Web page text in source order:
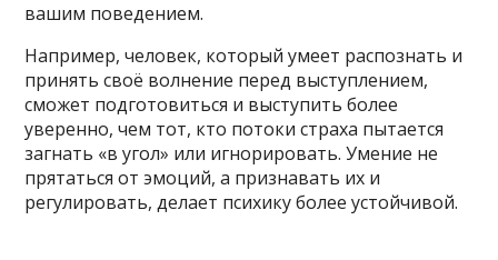
вашим поведением.
Например, человек, который умеет распознать и
принять своё волнение перед выступлением,
сможет подготовиться и выступить более
уверенно, чем тот, кто потоки страха пытается
загнать «в угол» или игнорировать. Умение не
прятаться от эмоций, а признавать их и
регулировать, делает психику более устойчивой.